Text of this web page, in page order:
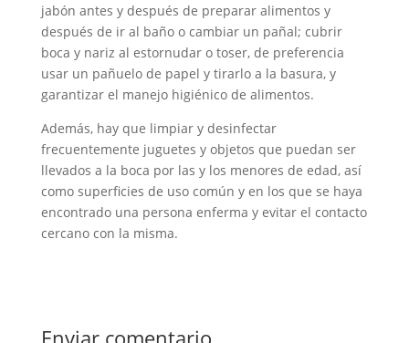
jabón antes y después de preparar alimentos y
después de ir al baño o cambiar un pañal; cubrir
boca y nariz al estornudar o toser, de preferencia
usar un pañuelo de papel y tirarlo a la basura, y
garantizar el manejo higiénico de alimentos.
Además, hay que limpiar y desinfectar
frecuentemente juguetes y objetos que puedan ser
llevados a la boca por las y los menores de edad, así
como superficies de uso común y en los que se haya
encontrado una persona enferma y evitar el contacto
cercano con la misma.
Enviar comentario